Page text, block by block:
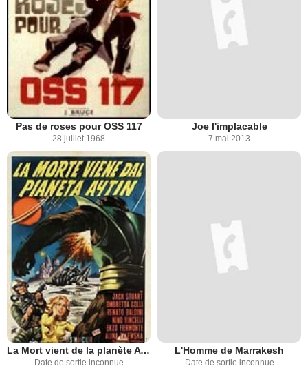
Pas de roses pour OSS 117
28 juillet 1968
Joe l'implacable
7 mai 2013
La Mort vient de la planète Aytin
Date de sortie inconnue
L'Homme de Marrakesh
Date de sortie inconnue